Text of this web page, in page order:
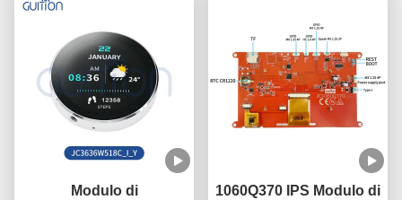
Modulo di
1060Q370 IPS Modulo di